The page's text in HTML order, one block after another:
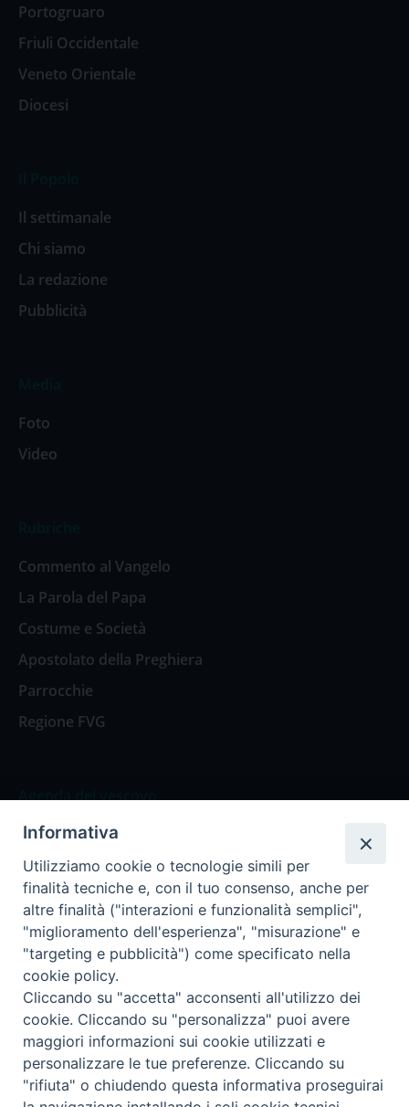
Portogruaro
Friuli Occidentale
Veneto Orientale
Diocesi
Il settimanale
Chi siamo
La redazione
Pubblicità
Foto
Video
Commento al Vangelo
La Parola del Papa
Costume e Società
Apostolato della Preghiera
Parrocchie
Regione FVG
Agenda del vescovo
Agenda del vescovo
Privacy Policy Trasparenza
Termini e Condizioni
Informativa per il trattamento dei dati personali
Informativa
Utilizziamo cookie o tecnologie simili per
finalità tecniche e, con il tuo consenso, anche per
altre finalità ("interazioni e funzionalità semplici",
"miglioramento dell'esperienza", "misurazione" e
"targeting e pubblicità") come specificato nella
cookie policy.
Cliccando su "accetta" acconsenti all'utilizzo dei
cookie. Cliccando su "personalizza" puoi avere
maggiori informazioni sui cookie utilizzati e
personalizzare le tue preferenze. Cliccando su
"rifiuta" o chiudendo questa informativa proseguirai